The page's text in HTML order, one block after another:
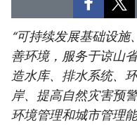
经济
社会
环保
文化
“可持续发展基础设
善环境，服务于谅山
造水库、排水系统、
岸、提高自然灾害预
环境管理和城市管理